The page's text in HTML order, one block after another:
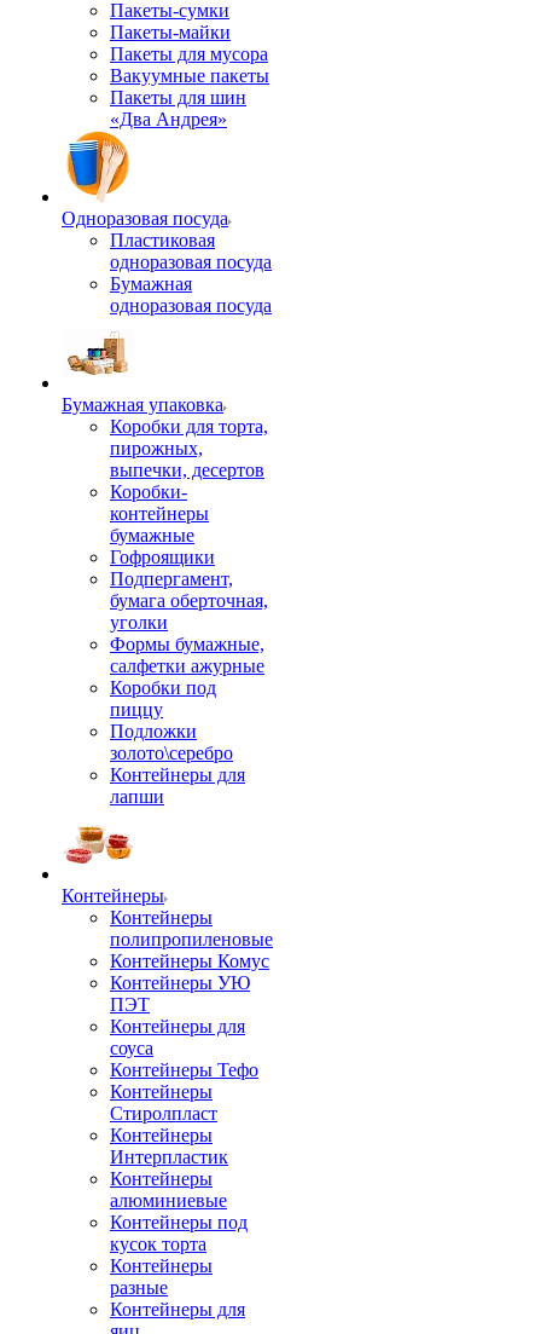
Пакеты-сумки
Пакеты-майки
Пакеты для мусора
Вакуумные пакеты
Пакеты для шин
«Два Андрея»
Одноразовая посуда
Пластиковая
одноразовая посуда
Бумажная
одноразовая посуда
Бумажная упаковка
Коробки для торта,
пирожных,
выпечки, десертов
Коробки-
контейнеры
бумажные
Гофроящики
Подпергамент,
бумага оберточная,
уголки
Формы бумажные,
салфетки ажурные
Коробки под
пиццу
Подложки
золото\серебро
Контейнеры для
лапши
Контейнеры
Контейнеры
полипропиленовые
Контейнеры Комус
Контейнеры УЮ
ПЭТ
Контейнеры для
соуса
Контейнеры Тефо
Контейнеры
Стиролпласт
Контейнеры
Интерпластик
Контейнеры
алюминиевые
Контейнеры под
кусок торта
Контейнеры
разные
Контейнеры для